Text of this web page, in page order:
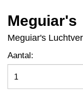
Meguiar's
Meguiar's
Aantal: